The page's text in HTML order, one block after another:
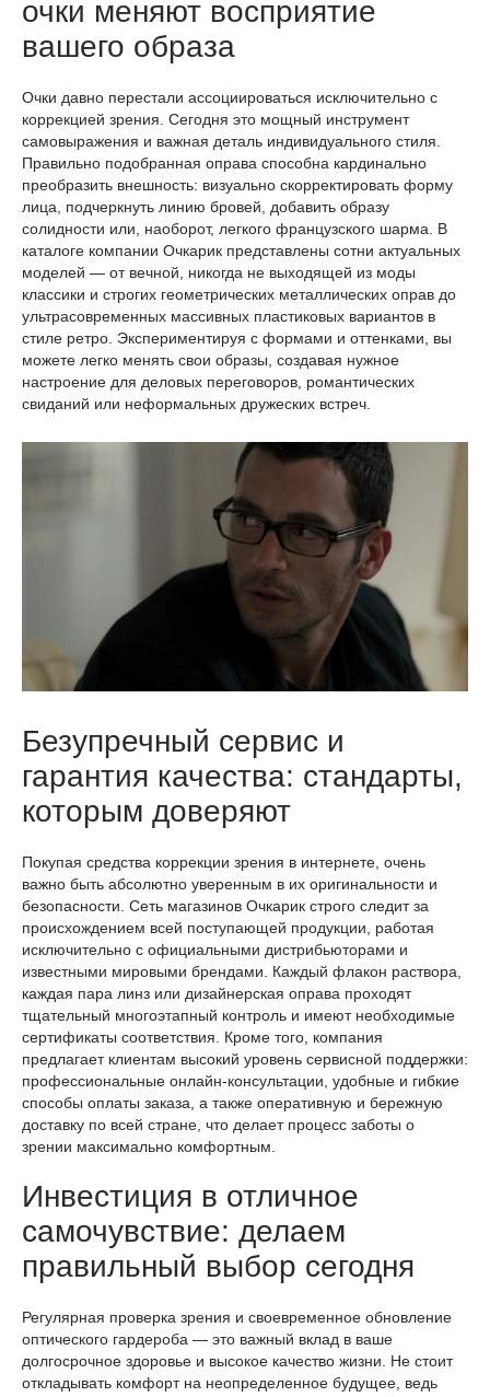
очки меняют восприятие
вашего образа
Очки давно перестали ассоциироваться исключительно с
коррекцией зрения. Сегодня это мощный инструмент
самовыражения и важная деталь индивидуального стиля.
Правильно подобранная оправа способна кардинально
преобразить внешность: визуально скорректировать форму
лица, подчеркнуть линию бровей, добавить образу
солидности или, наоборот, легкого французского шарма. В
каталоге компании Очкарик представлены сотни актуальных
моделей — от вечной, никогда не выходящей из моды
классики и строгих геометрических металлических оправ до
ультрасовременных массивных пластиковых вариантов в
стиле ретро. Экспериментируя с формами и оттенками, вы
можете легко менять свои образы, создавая нужное
настроение для деловых переговоров, романтических
свиданий или неформальных дружеских встреч.
Безупречный сервис и
гарантия качества: стандарты,
которым доверяют
Покупая средства коррекции зрения в интернете, очень
важно быть абсолютно уверенным в их оригинальности и
безопасности. Сеть магазинов Очкарик строго следит за
происхождением всей поступающей продукции, работая
исключительно с официальными дистрибьюторами и
известными мировыми брендами. Каждый флакон раствора,
каждая пара линз или дизайнерская оправа проходят
тщательный многоэтапный контроль и имеют необходимые
сертификаты соответствия. Кроме того, компания
предлагает клиентам высокий уровень сервисной поддержки:
профессиональные онлайн-консультации, удобные и гибкие
способы оплаты заказа, а также оперативную и бережную
доставку по всей стране, что делает процесс заботы о
зрении максимально комфортным.
Инвестиция в отличное
самочувствие: делаем
правильный выбор сегодня
Регулярная проверка зрения и своевременное обновление
оптического гардероба — это важный вклад в ваше
долгосрочное здоровье и высокое качество жизни. Не стоит
откладывать комфорт на неопределенное будущее, ведь